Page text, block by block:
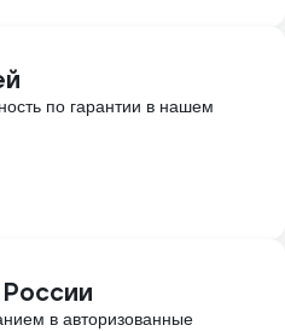
по гарантии в нашем
в авторизованные